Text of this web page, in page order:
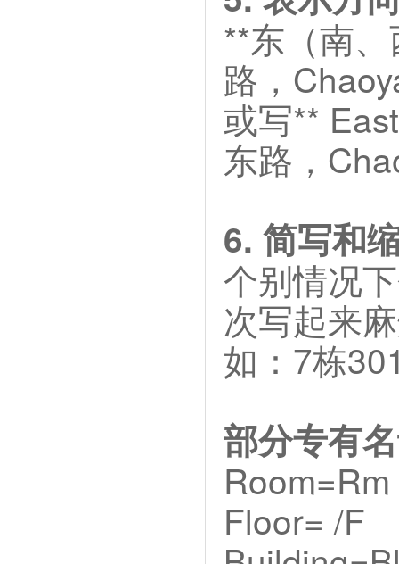
**东（南
路，
或写**
东路，
6. 简写和
个别情况
次写起来
如：7栋
部分专有
Room=Rm
Floor= /F